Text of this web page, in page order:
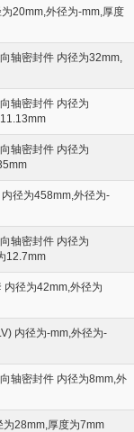
20mm,外径为-mm,厚度
轴密封件 内径为32mm,
轴密封件 内径为
轴密封件 内径为
径为458mm,外径为-
轴密封件 内径为
12.7mm
径为42mm,外径为
内径为-mm,外径为-
轴密封件 内径为8mm,外
为28mm,厚度为7mm